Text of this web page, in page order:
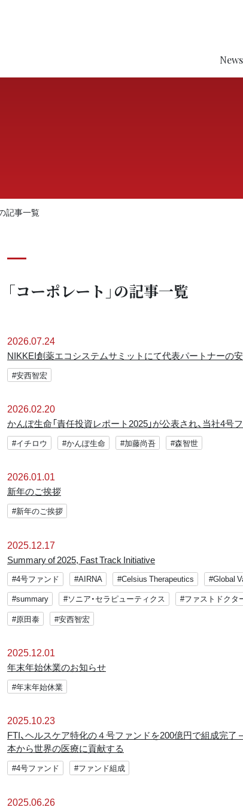
News
記事一覧
「コーポレート」の記事一覧
2026.07.24
NIKKEI創薬エコシステムサミットにて代表パートナーの
#安西智宏
2026.02.20
かんぽ生命「責任投資レポート2025」が公表され、当社4
#イチロウ #かんぽ生命 #加藤尚吾 #森智世
2026.01.01
新年のご挨拶
#新年のご挨拶
2025.12.17
Summary of 2025, Fast Track Initiative
#4号ファンド #AIRNA #Celsius Therapeutics #Global
#summary
#ソニア・セラピューティクス #ファストドクタ
#原田泰
#安西智宏
2025.12.01
年末年始休業のお知らせ
#年末年始休業
2025.10.23
FTI、ヘルスケア特化の４号ファンドを200億円で組成完
本から世界の医療に貢献する
#4号ファンド #ファンド組成
2025.06.26